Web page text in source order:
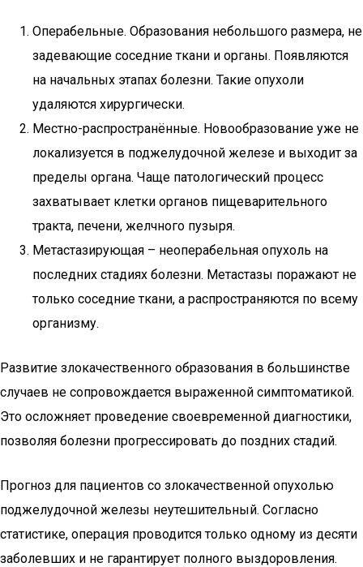
Операбельные. Образования небольшого размера, не
задевающие соседние ткани и органы. Появляются
на начальных этапах болезни. Такие опухоли
удаляются хирургически.
Местно-распространённые. Новообразование уже не
локализуется в поджелудочной железе и выходит за
пределы органа. Чаще патологический процесс
захватывает клетки органов пищеварительного
тракта, печени, желчного пузыря.
Метастазирующая – неоперабельная опухоль на
последних стадиях болезни. Метастазы поражают не
только соседние ткани, а распространяются по всему
организму.
Развитие злокачественного образования в большинстве
случаев не сопровождается выраженной симптоматикой.
Это осложняет проведение своевременной диагностики,
позволяя болезни прогрессировать до поздних стадий.
Прогноз для пациентов со злокачественной опухолью
поджелудочной железы неутешительный. Согласно
статистике, операция проводится только одному из десяти
заболевших и не гарантирует полного выздоровления.